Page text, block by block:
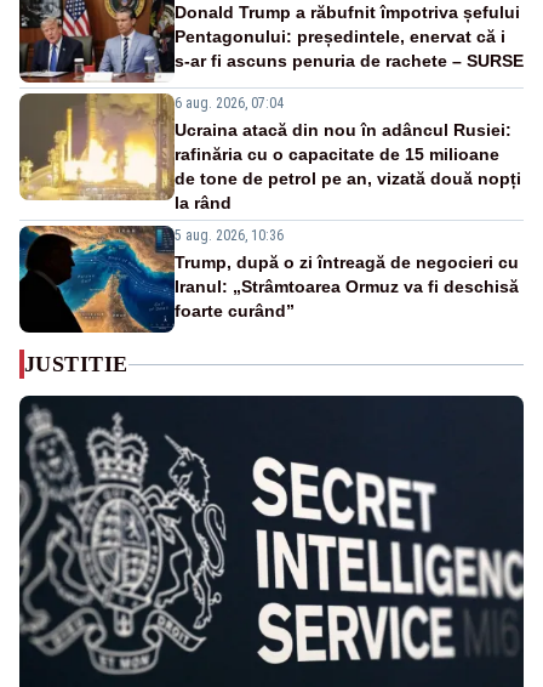
Donald Trump a răbufnit împotriva șefului
Pentagonului: președintele, enervat că i
s-ar fi ascuns penuria de rachete – SURSE
6 aug. 2026, 07:04
Ucraina atacă din nou în adâncul Rusiei:
rafinăria cu o capacitate de 15 milioane
de tone de petrol pe an, vizată două nopți
la rând
5 aug. 2026, 10:36
Trump, după o zi întreagă de negocieri cu
Iranul: „Strâmtoarea Ormuz va fi deschisă
foarte curând”
JUSTITIE